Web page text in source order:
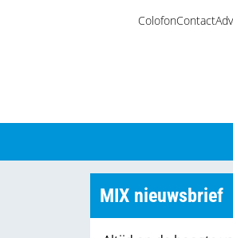
ColofonContact
MIX nieuwsbrief